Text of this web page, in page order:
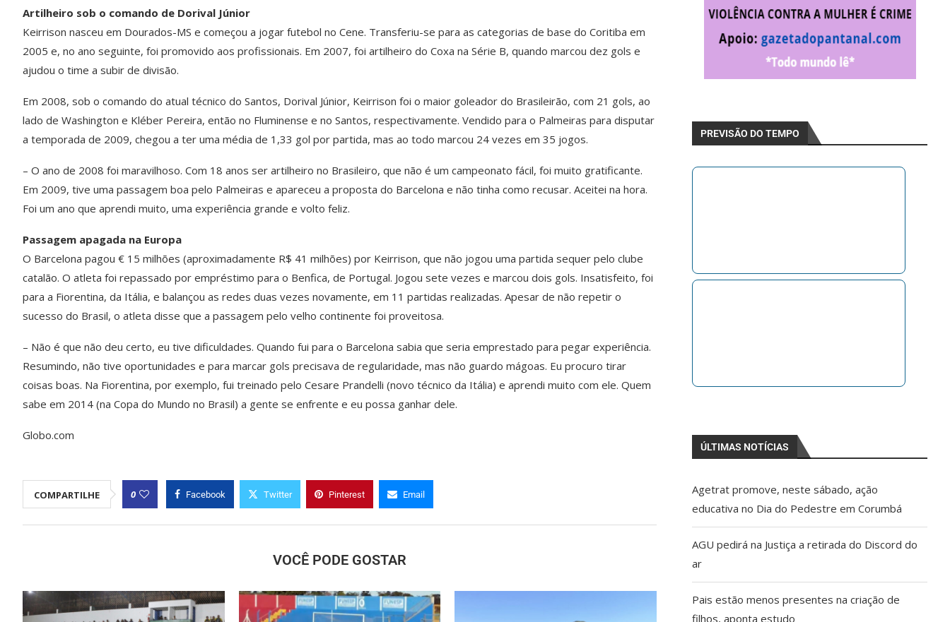
Artilheiro sob o comando de Dorival Júnior
Keirrison nasceu em Dourados-MS e começou a jogar futebol no Cene. Transferiu-se para as categorias de base do Coritiba em
2005 e, no ano seguinte, foi promovido aos profissionais. Em 2007, foi artilheiro do Coxa na Série B, quando marcou dez gols e
ajudou o time a subir de divisão.
Em 2008, sob o comando do atual técnico do Santos, Dorival Júnior, Keirrison foi o maior goleador do Brasileirão, com 21 gols, ao
lado de Washington e Kléber Pereira, então no Fluminense e no Santos, respectivamente. Vendido para o Palmeiras para disputar
a temporada de 2009, chegou a ter uma média de 1,33 gol por partida, mas ao todo marcou 24 vezes em 35 jogos.
– O ano de 2008 foi maravilhoso. Com 18 anos ser artilheiro no Brasileiro, que não é um campeonato fácil, foi muito gratificante.
Em 2009, tive uma passagem boa pelo Palmeiras e apareceu a proposta do Barcelona e não tinha como recusar. Aceitei na hora.
Foi um ano que aprendi muito, uma experiência grande e volto feliz.
Passagem apagada na Europa
O Barcelona pagou € 15 milhões (aproximadamente R$ 41 milhões) por Keirrison, que não jogou uma partida sequer pelo clube
catalão. O atleta foi repassado por empréstimo para o Benfica, de Portugal. Jogou sete vezes e marcou dois gols. Insatisfeito, foi
para a Fiorentina, da Itália, e balançou as redes duas vezes novamente, em 11 partidas realizadas. Apesar de não repetir o
sucesso do Brasil, o atleta disse que a passagem pelo velho continente foi proveitosa.
– Não é que não deu certo, eu tive dificuldades. Quando fui para o Barcelona sabia que seria emprestado para pegar experiência.
Resumindo, não tive oportunidades e para marcar gols precisava de regularidade, mas não guardo mágoas. Eu procuro tirar
coisas boas. Na Fiorentina, por exemplo, fui treinado pelo Cesare Prandelli (novo técnico da Itália) e aprendi muito com ele. Quem
sabe em 2014 (na Copa do Mundo no Brasil) a gente se enfrente e eu possa ganhar dele.
Globo.com
COMPARTILHE 0 Facebook Twitter Pinterest Email
VOCÊ PODE GOSTAR
PREVISÃO DO TEMPO
ÚLTIMAS NOTÍCIAS
Agetrat promove, neste sábado, ação
educativa no Dia do Pedestre em Corumbá
AGU pedirá na Justiça a retirada do Discord do
ar
Pais estão menos presentes na criação de
filhos, aponta estudo